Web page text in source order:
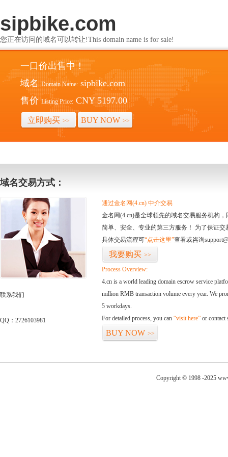
sipbike.com
您正在访问的域名可以转让!This domain name is for sale!
一口价出售中！
域名 Domain Name: sipbike.com
售价 Listing Price: CNY 5197.00
立即购买 >> BUY NOW >>
域名交易方式：
联系我们
QQ：2726103981
通过金名网(4.cn) 中介交易
金名网(4.cn)是全球领先的域名交易服务机构
简单、安全、专业的第三方服务！ 为了保证
具体交易流程可“点击这里”查看或咨询
我要购买 >>
Process Overview:
4.cn is a world leading domain escrow service
million RMB transaction volume every year. We
5 workdays.
For detailed process, you can “visit here” or contact
BUY NOW >>
Copyright © 1998 -2025